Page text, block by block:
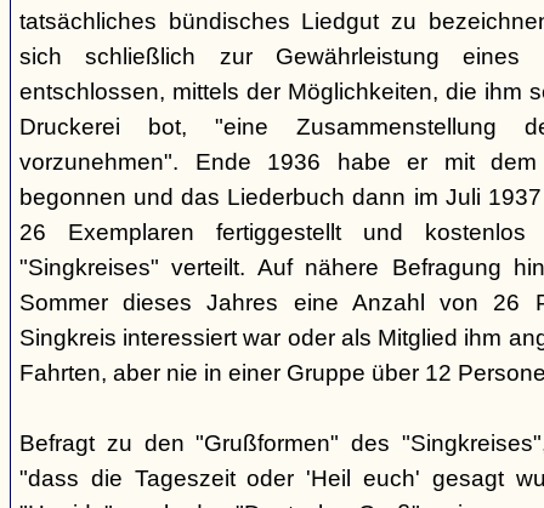
tatsächliches bündisches Liedgut zu
sich schließlich zur Gewährleistung eines
entschlossen, mittels der Möglichkeiten, die ihm
Druckerei bot, "eine Zusammenstellung
vorzunehmen". Ende 1936 habe er mit
begonnen und das Liederbuch dann im Juli
26 Exemplaren fertiggestellt und
"Singkreises" verteilt. Auf nähere Befragung
Sommer dieses Jahres eine Anzahl von 26
Singkreis interessiert war oder als Mitglied ihm
Fahrten, aber nie in einer Gruppe über 12
Befragt zu den "Grußformen" des
"dass die Tageszeit oder 'Heil euch' gesagt